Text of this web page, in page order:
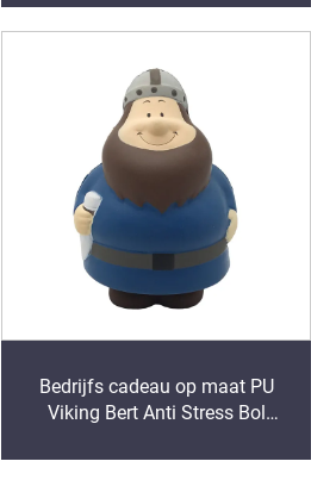
stress ballen
Bedrijfs cadeau op maat PU
Viking Bert Anti Stress Bol